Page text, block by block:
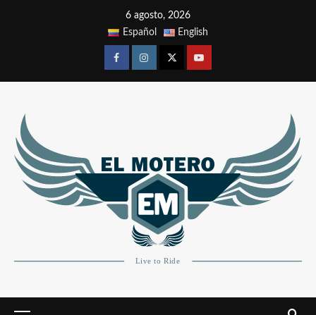
6 agosto, 2026
Español
English